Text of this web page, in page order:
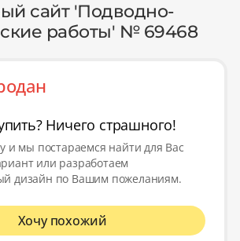
сайт 'Подводно-
работы' № 69468
Ничего страшного!
и мы постараемся найти для Вас
или разработаем
дизайн по Вашим пожеланиям.
Хочу похожий